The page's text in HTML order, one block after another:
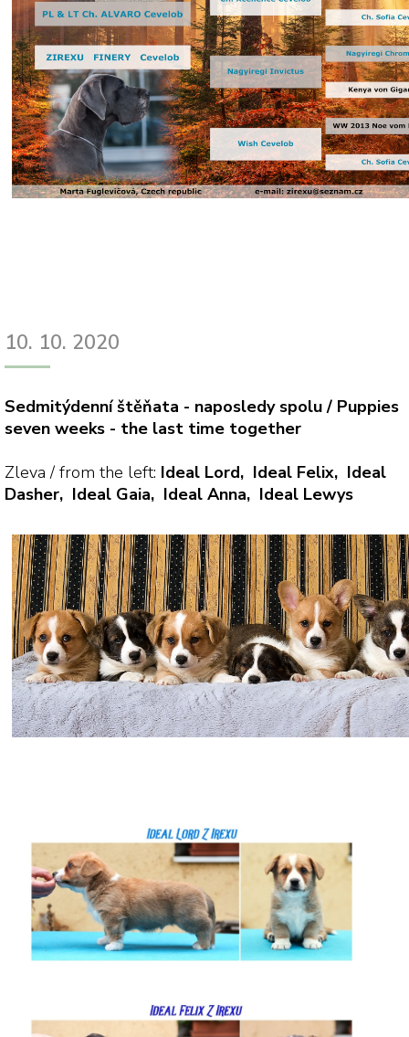
10. 10. 2020
Sedmitýdenní štěňata - naposledy spolu / Puppies
seven weeks - the last time together
Zleva / from the left: Ideal Lord, Ideal Felix, Ideal
Dasher, Ideal Gaia, Ideal Anna, Ideal Lewys